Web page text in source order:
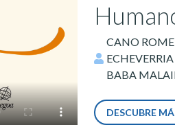
CANO
BABA
DESCUBRE